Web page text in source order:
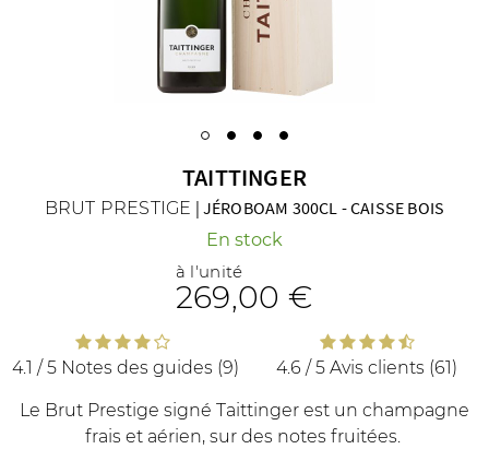
NOS COFFRETS DÉCOUVERTES NOS MEILLEURES VENTES
TAITTINGER
BRUT PRESTIGE | JÉROBOAM 300CL -CAISSE BOIS
En stock
Le Brut Prestige signé Taittinger est un champagne
frais et aérien, sur des notes fruitées.
à l'unité
269,00 €
4.1 / 5 Notes des guides (9) 4.6 / 5 Avis clients (61)